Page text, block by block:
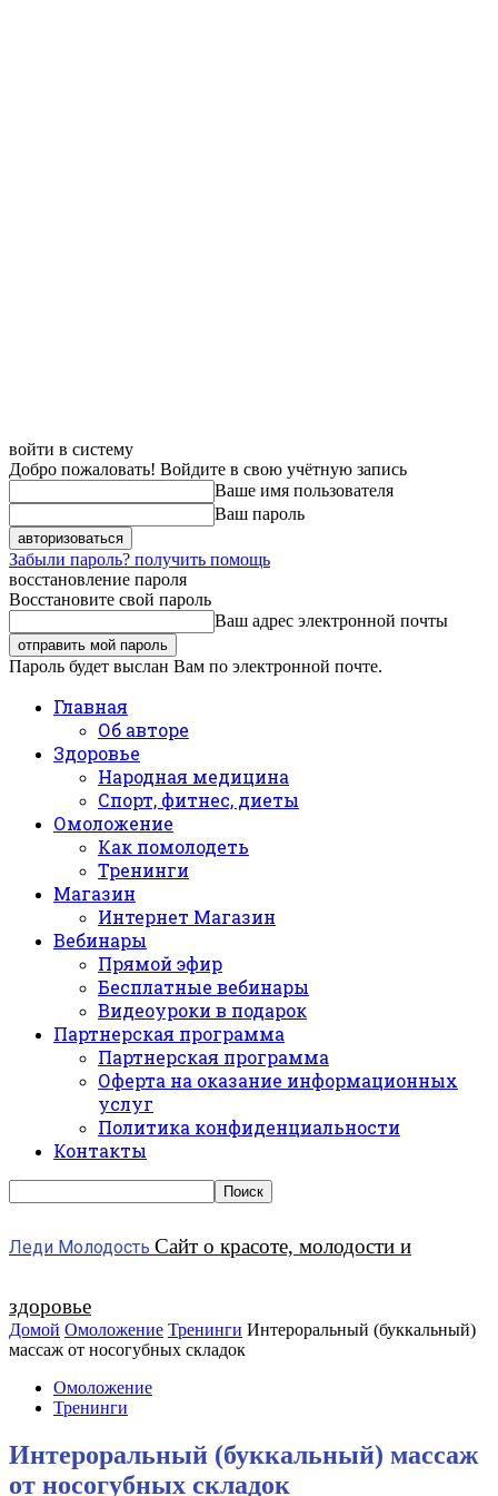
войти в систему
Добро пожаловать! Войдите в свою учётную запись
Ваше имя пользователя
Ваш пароль
Забыли пароль? получить помощь
восстановление пароля
Восстановите свой пароль
Ваш адрес электронной почты
Пароль будет выслан Вам по электронной почте.
Главная
Об авторе
Здоровье
Народная медицина
Спорт, фитнес, диеты
Омоложение
Как помолодеть
Тренинги
Магазин
Интернет Магазин
Вебинары
Прямой эфир
Бесплатные вебинары
Видеоуроки в подарок
Партнерская программа
Партнерская программа
Оферта на оказание информационных
услуг
Политика конфиденциальности
Контакты
Леди Молодость Сайт о красоте, молодости и
здоровье
Домой Омоложение Тренинги Интероральный (буккальный)
массаж от носогубных складок
Омоложение
Тренинги
Интероральный (буккальный) массаж
от носогубных складок